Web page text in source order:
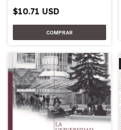
$10.71 USD